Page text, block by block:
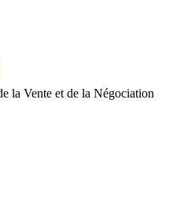
la Vente et de la Négociation